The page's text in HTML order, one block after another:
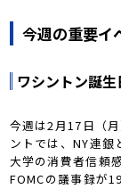
今週の重要イ
ワシントン誕
今週は2月17日（
ントでは、NY連
大学の消費者信頼
FOMCの議事録が